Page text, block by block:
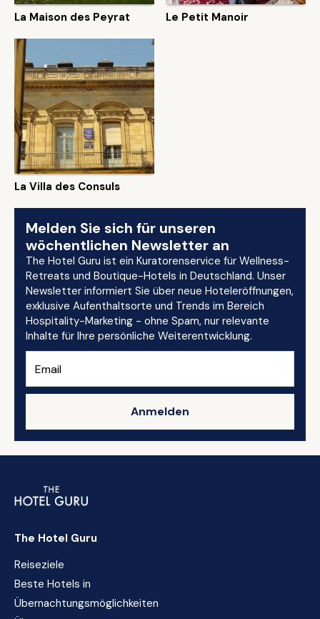
La Maison des Peyrat Le Petit Manoir
La Villa des Consuls
Melden Sie sich für unseren
wöchentlichen Newsletter an
The Hotel Guru ist ein Kuratorenservice für Wellness-
Retreats und Boutique-Hotels in Deutschland. Unser
Newsletter informiert Sie über neue Hoteleröffnungen,
exklusive Aufenthaltsorte und Trends im Bereich
Hospitality-Marketing - ohne Spam, nur relevante
Inhalte für Ihre persönliche Weiterentwicklung.
Anmelden
The Hotel Guru
Reiseziele
Beste Hotels in
Übernachtungsmöglichkeiten